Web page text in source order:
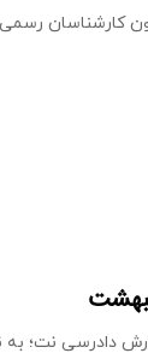
رسمی دادگستری 1402 ثبت نام آزمون
تمدید شد. به گزارش دادرسی